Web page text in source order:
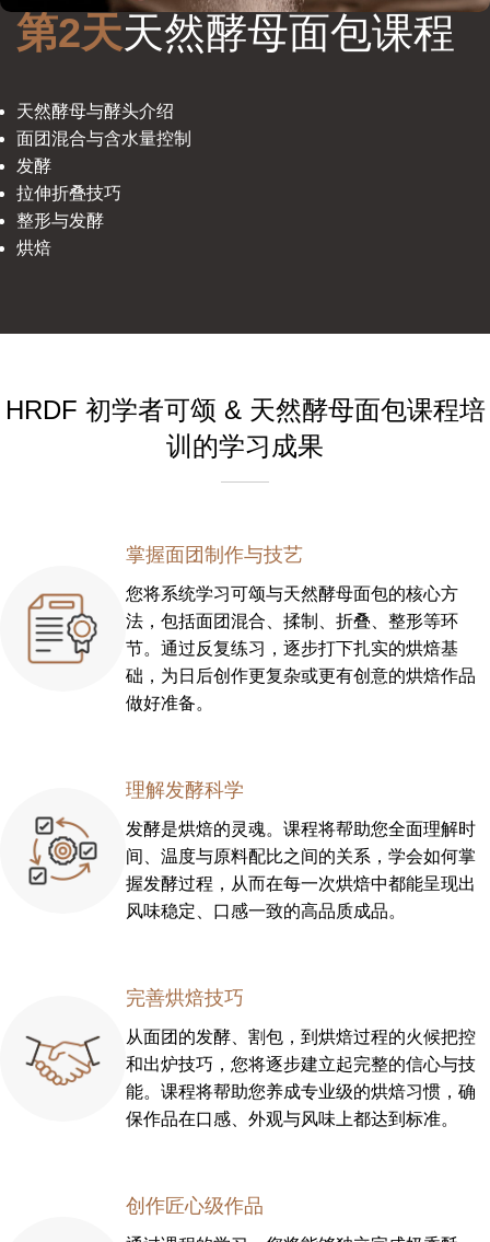
第2天天然酵母面包课程
天然酵母与酵头介绍
面团混合与含水量控制
发酵
拉伸折叠技巧
整形与发酵
烘焙
HRDF 初学者可颂 & 天然酵母面包课程培
训的学习成果
掌握面团制作与技艺
您将系统学习可颂与天然酵母面包的核心方
法，包括面团混合、揉制、折叠、整形等环
节。通过反复练习，逐步打下扎实的烘焙基
础，为日后创作更复杂或更有创意的烘焙作品
做好准备。
理解发酵科学
发酵是烘焙的灵魂。课程将帮助您全面理解时
间、温度与原料配比之间的关系，学会如何掌
握发酵过程，从而在每一次烘焙中都能呈现出
风味稳定、口感一致的高品质成品。
完善烘焙技巧
从面团的发酵、割包，到烘焙过程的火候把控
和出炉技巧，您将逐步建立起完整的信心与技
能。课程将帮助您养成专业级的烘焙习惯，确
保作品在口感、外观与风味上都达到标准。
创作匠心级作品